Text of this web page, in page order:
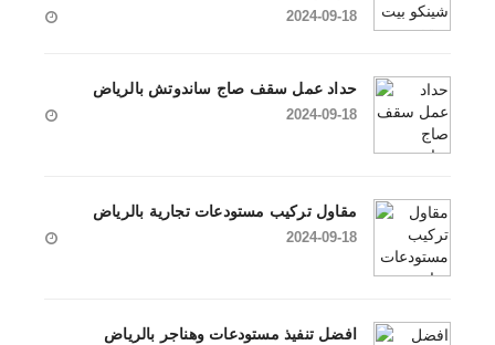
2024-09-18
حداد عمل سقف صاج ساندوتش بالرياض
2024-09-18
مقاول تركيب مستودعات تجارية بالرياض
2024-09-18
افضل تنفيذ مستودعات وهناجر بالرياض